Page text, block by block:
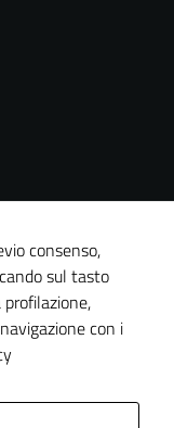
consenso,
sul tasto
con i